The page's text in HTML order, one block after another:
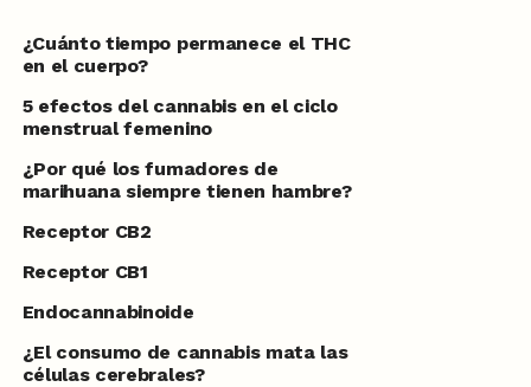
¿Cuánto tiempo permanece el THC
en el cuerpo?
5 efectos del cannabis en el ciclo
menstrual femenino
¿Por qué los fumadores de
marihuana siempre tienen hambre?
Receptor CB2
Receptor CB1
Endocannabinoide
¿El consumo de cannabis mata las
células cerebrales?